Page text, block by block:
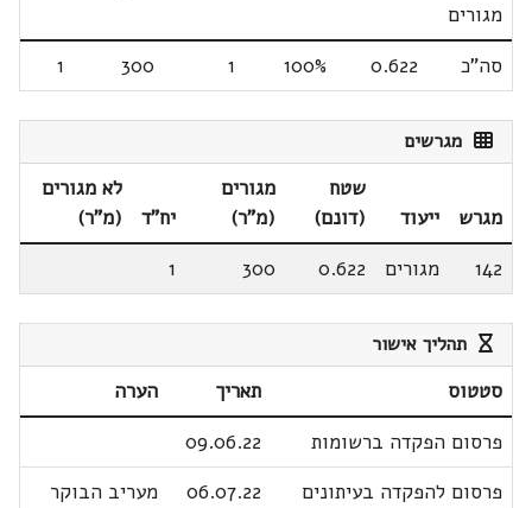
מגורים
סה"כ 0.622
100%
1
300
1
מגרשים
מגרש ייעוד
שטח
(דונם)
מגורים
(מ"ר)
יח"ד
לא מגורים
(מ"ר)
142
מגורים 0.622
300
1
תהליך אישור
סטטוס תאריך
הערה
פרסום הפקדה ברשומות
09.06.22
פרסום להפקדה בעיתונים
06.07.22
מעריב הבוקר